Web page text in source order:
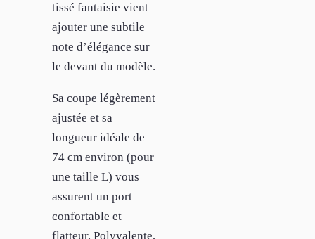
tissé fantaisie vient
ajouter une subtile
note d’élégance sur
le devant du modèle.
Sa coupe légèrement
ajustée et sa
longueur idéale de
74 cm environ (pour
une taille L) vous
assurent un port
confortable et
flatteur. Polyvalente,